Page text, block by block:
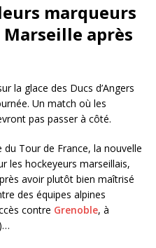
marqueurs
après
la glace des Ducs d’Angers
Un match où les
pas passer à côté.
Tour de France, la nouvelle
les hockeyeurs marseillais,
avoir plutôt bien maîtrisé
des équipes alpines
contre Grenoble, à